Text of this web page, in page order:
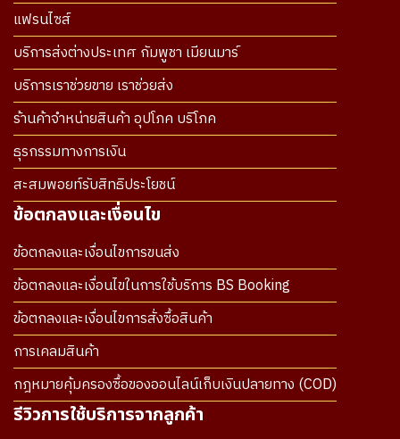
แฟรนไซส์
บริการส่งต่างประเทศ กัมพูชา เมียนมาร์
บริการเราช่วยขาย เราช่วยส่ง
ร้านค้าจำหน่ายสินค้า อุปโภค บริโภค
ธุรกรรมทางการเงิน
สะสมพอยท์รับสิทธิประโยชน์
ข้อตกลงและเงื่อนไข
ข้อตกลงและเงื่อนไขการขนส่ง
ข้อตกลงและเงื่อนไขในการใช้บริการ BS Booking
ข้อตกลงและเงื่อนไขการสั่งซื้อสินค้า
การเคลมสินค้า
กฎหมายคุ้มครองซื้อของออนไลน์เก็บเงินปลายทาง (COD)
รีวิวการใช้บริการจากลูกค้า